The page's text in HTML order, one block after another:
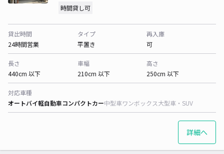
時間貸し可
貸出時間
24時間営業
タイプ
平置き
再入庫
可
長さ
440cm 以下
車幅
210cm 以下
高さ
250cm 以下
対応車種
オートバイ軽自動車コンパクトカー中型車ワンボックス大型車・SUV
詳細へ